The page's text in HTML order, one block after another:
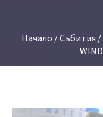
Начало /Събития /